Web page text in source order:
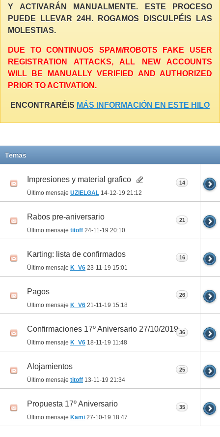
Y ACTIVARÁN MANUALMENTE. ESTE PROCESO
PUEDE LLEVAR 24H. ROGAMOS DISCULPÉIS LAS
MOLESTIAS.
DUE TO CONTINUOS SPAM/ROBOTS FAKE USER
REGISTRATION ATTACKS, ALL NEW ACCOUNTS
WILL BE MANUALLY VERIFIED AND AUTHORIZED
PRIOR TO ACTIVATION.
ENCONTRARÉIS MÁS INFORMACIÓN EN ESTE HILO
Temas
Impresiones y material grafico
Último mensaje UZIELGAL 14-12-19 21:12
14
Rabos pre-aniversario
Último mensaje titoff 24-11-19 20:10
21
Karting: lista de confirmados
Último mensaje K_V6 23-11-19 15:01
16
Pagos
Último mensaje K_V6 21-11-19 15:18
26
Confirmaciones 17º Aniversario 27/10/2019
Último mensaje K_V6 18-11-19 11:48
36
Alojamientos
Último mensaje titoff 13-11-19 21:34
25
Propuesta 17º Aniversario
Último mensaje Kami 27-10-19 18:47
35